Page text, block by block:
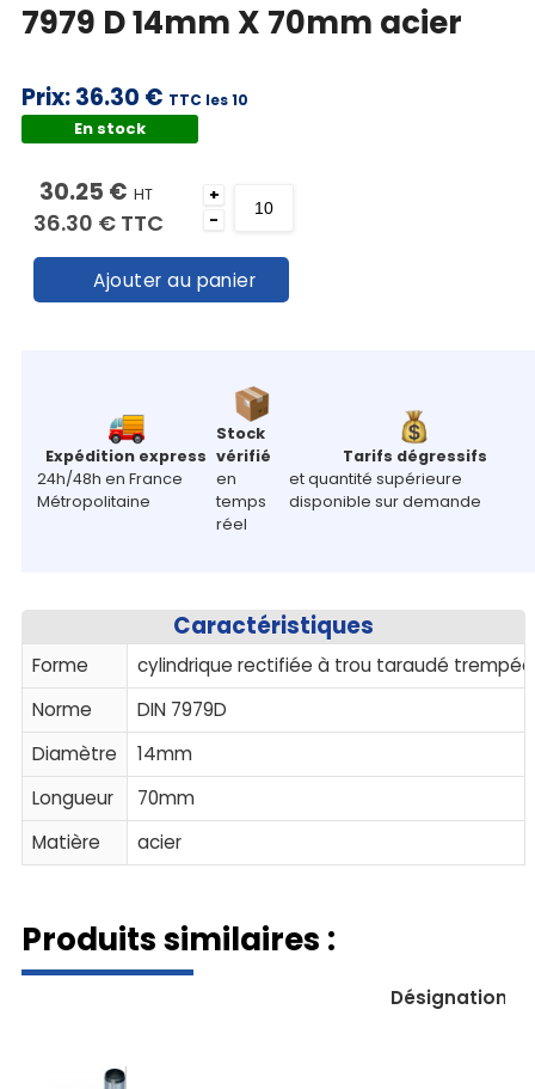
7979 D 14mm X 70mm acier
Prix:36.30 € TTC les 10
En stock
30.25 € HT
36.30 € TTC
+
-
Ajouter au panier
Expédition express
24h/48h en France
Métropolitaine
Stock
vérifié
en
temps
réel
Tarifs dégressifs
et quantité supérieure
disponible sur demande
Caractéristiques
Forme
cylindrique rectifiée à trou taraudé trempée
Norme
DIN 7979D
Diamètre
14mm
Longueur
70mm
Matière
acier
Produits similaires :
Désignation